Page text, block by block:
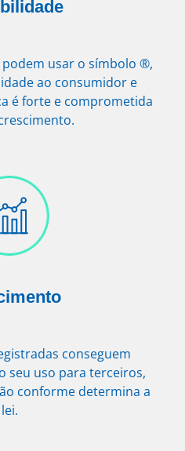
usar o símbolo ®,
ao consumidor e
é forte e comprometida
conseguem
seu uso para terceiros,
conforme determina a
lei.